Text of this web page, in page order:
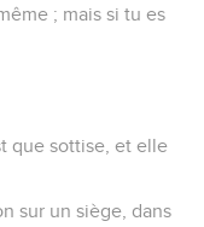
; mais si tu es
que sottise, et elle
sur un siège, dans